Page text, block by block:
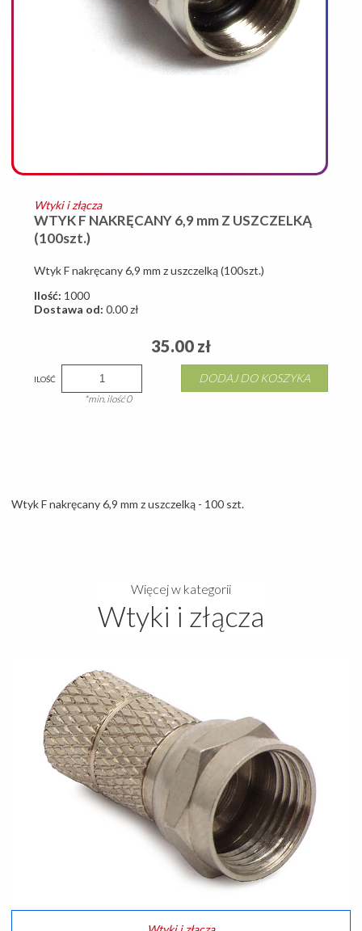
Wtyki i złącza
WTYK F NAKRĘCANY 6,9 mm Z USZCZELKĄ
(100szt.)
Wtyk F nakręcany 6,9 mm z uszczelką (100szt.)
Ilość: 1000
Dostawa od: 0.00zł
35.00 zł
ILOŚĆ
*min. ilość 0
DODAJ DO KOSZYKA
Wtyk F nakręcany 6,9 mm z uszczelką - 100 szt.
Więcej w kategorii
Wtyki i złącza